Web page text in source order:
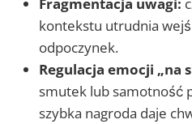
kontekstu utrudnia
odpoczynek.
Regulacja emocji „na
smutek lub samotność
szybka nagroda daje